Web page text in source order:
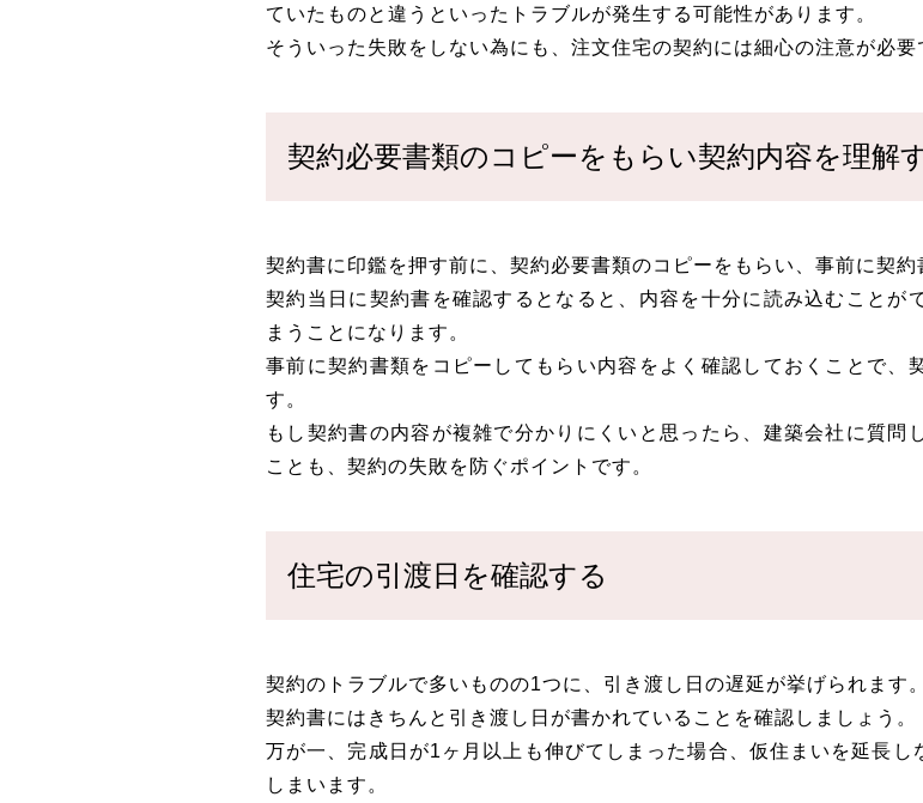
ていたものと違うといったトラブルが発生する可能性があります。
そういった失敗をしない為にも、注文住宅の契約には細心の注意が必要
契約必要書類のコピーをもらい契約内容を理解
契約書に印鑑を押す前に、契約必要書類のコピーをもらい、事前に契
契約当日に契約書を確認するとなると、内容を十分に読み込むことが
まうことになります。
事前に契約書類をコピーしてもらい内容をよく確認しておくことで、
す。
もし契約書の内容が複雑で分かりにくいと思ったら、建築会社に質問
ことも、契約の失敗を防ぐポイントです。
住宅の引渡日を確認する
契約のトラブルで多いものの1つに、引き渡し日の遅延が挙げられます。
契約書にはきちんと引き渡し日が書かれていることを確認しましょう。
万が一、完成日が1ヶ月以上も伸びてしまった場合、仮住まいを延長
しまいます。